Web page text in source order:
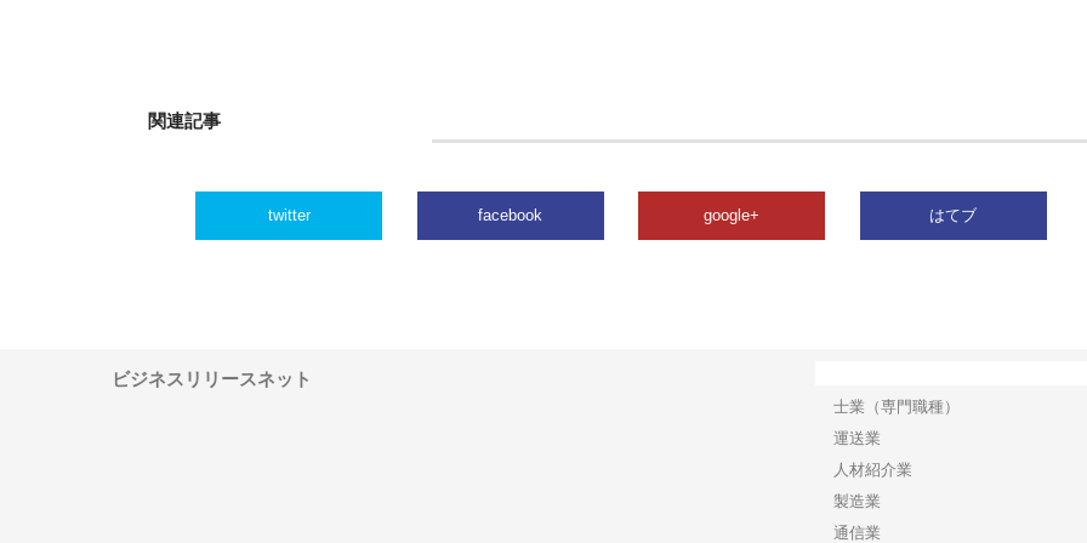
関連記事
twitter facebook google+ はてブ
ビジネスリリースネット
士業（専門職種）
運送業
人材紹介業
製造業
通信業